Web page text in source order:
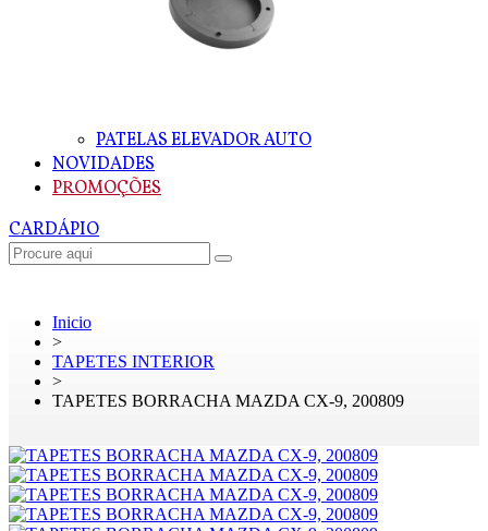
PATELAS ELEVADOR AUTO
NOVIDADES
PROMOÇÕES
CARDÁPIO
Inicio
>
TAPETES INTERIOR
>
TAPETES BORRACHA MAZDA CX-9, 200809